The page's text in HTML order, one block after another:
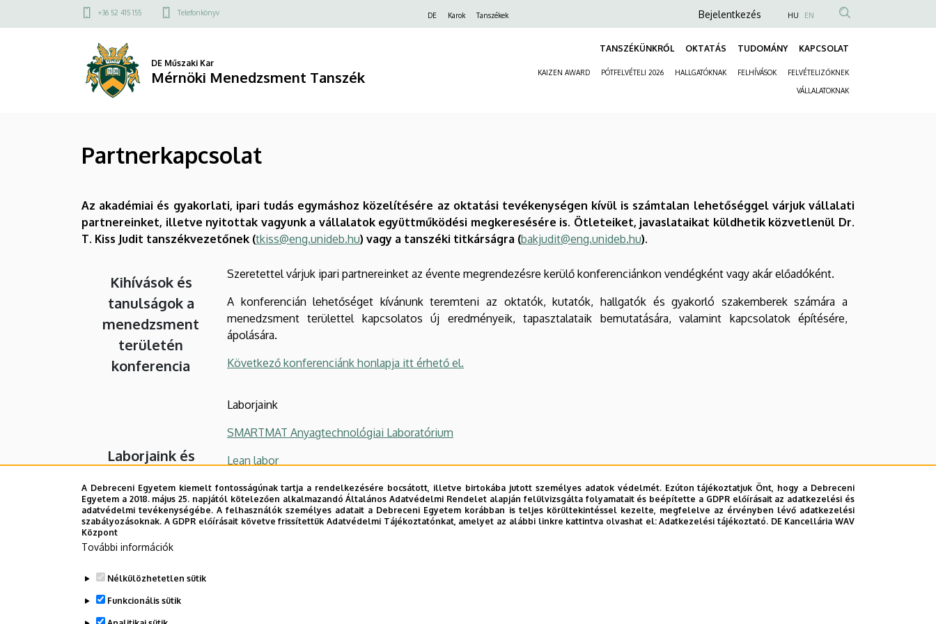
Partnerkapcsolat
Menedzsment
a
Felső
menü
+36 52 415 155 Telefonkönyv DE Karok Tanszékek
Anonim
fiók
menüje
Bejelentkezés HU EN
DE Műszaki Kar
Mérnöki Menedzsment Tanszék
TANSZÉKÜNKRŐL OKTATÁS TUDOMÁNY KAPCSOLAT
KAIZEN AWARD PÓTFELVÉTELI 2026 HALLGATÓKNAK FELHÍVÁSOK FELVÉTELIZŐKNEK
VÁLLALATOKNAK
Partnerkapcsolat
Az akadémiai és gyakorlati, ipari tudás egymáshoz közelítésére az oktatási tevékenységen kívül is számtalan lehetőséggel várjuk vállalati
partnereinket, illetve nyitottak vagyunk a vállalatok együttműködési megkeresésére is. Ötleteiket, javaslataikat küldhetik közvetlenül Dr.
T. Kiss Judit tanszékvezetőnek (tkiss@eng.unideb.hu) vagy a tanszéki titkárságra (bakjudit@eng.unideb.hu).
Kihívások és
tanulságok a
menedzsment
területén
konferencia
Szeretettel várjuk ipari partnereinket az évente megrendezésre kerülő konferenciánkon vendégként vagy akár előadóként.
A konferencián lehetőséget kívánunk teremteni az oktatók, kutatók, hallgatók és gyakorló szakemberek számára a
menedzsment területtel kapcsolatos új eredményeik, tapasztalataik bemutatására, valamint kapcsolatok építésére,
ápolására.
Következő konferenciánk honlapja itt érhető el.
Laborjaink és
Laborjaink
SMARTMAT Anyagtechnológiai Laboratórium
Lean labor
Folyamatmérnöki kompetencia laboratórium- és mintagyár
Számítógépes laboratóriumok
Ipar napjai
rendezvény
A Debreceni Egyetem kiemelt fontosságúnak tartja a rendelkezésére bocsátott, illetve birtokába jutott személyes adatok védelmét. Ezúton tájékoztatjuk Önt, hogy a Debreceni
Egyetem a 2018. május 25. napjától kötelezően alkalmazandó Általános Adatvédelmi Rendelet alapján felülvizsgálta folyamatait és beépítette a GDPR előírásait az adatkezelési és
adatvédelmi tevékenységébe. A felhasználók személyes adatait a Debreceni Egyetem korábban is teljes körültekintéssel kezelte, megfelelve az érvényben lévő adatkezelési
szabályozásoknak. A GDPR előírásait követve frissítettük Adatvédelmi Tájékoztatónkat, amelyet az alábbi linkre kattintva olvashat el:Adatkezelési tájékoztató. DE Kancellária WAV
Központ
További információk
Nélkülözhetetlen sütik
Funkcionális sütik